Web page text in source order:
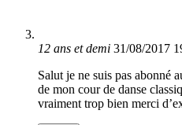
12 ans et demi 31/08/2017
Salut je ne suis pas abonné
de mon cour de danse
vraiment trop bien merci